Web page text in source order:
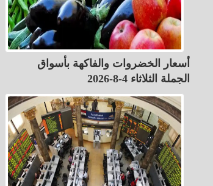
أسعار الخضروات والفاكهة بأسواق
الجملة الثلاثاء 4-8-2026